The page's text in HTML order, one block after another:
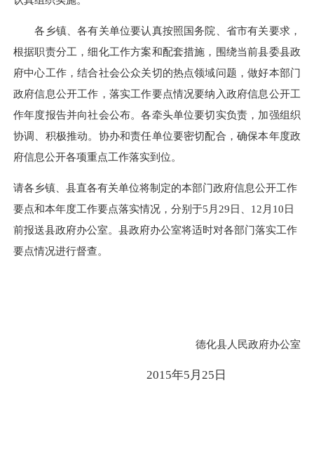
各乡镇、各有关单位要认真按照国务院、省市有关要求，
根据职责分工，细化工作方案和配套措施，围绕当前县委县政
府中心工作，结合社会公众关切的热点领域问题，做好本部门
政府信息公开工作，落实工作要点情况要纳入政府信息公开工
作年度报告并向社会公布。各牵头单位要切实负责，加强组织
协调、积极推动。协办和责任单位要密切配合，确保本年度政
府信息公开各项重点工作落实到位。
请各乡镇、县直各有关单位将制定的本部门政府信息公开工作
要点和本年度工作要点落实情况，分别于5月29日、12月10日
前报送县政府办公室。县政府办公室将适时对各部门落实工作
要点情况进行督查。
德化县人民政府办公室
2015年5月25日